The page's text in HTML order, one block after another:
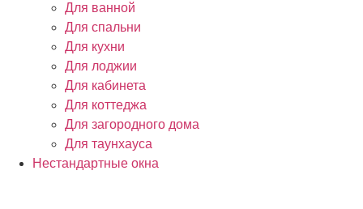
Для ванной
Для спальни
Для кухни
Для лоджии
Для кабинета
Для коттеджа
Для загородного дома
Для таунхауса
Нестандартные окна